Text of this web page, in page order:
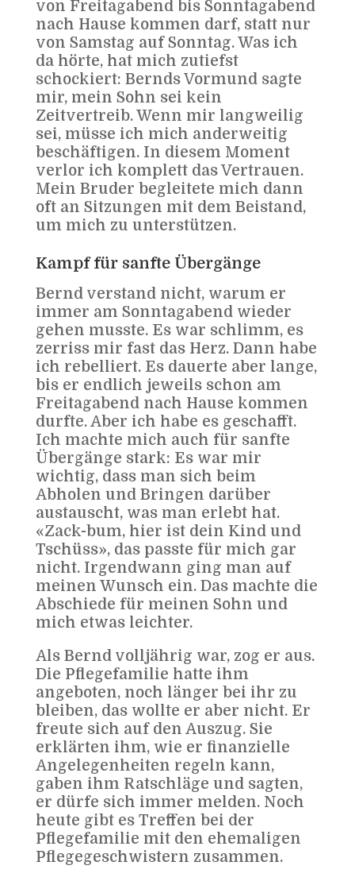
von Freitagabend bis Sonntagabend
nach Hause kommen darf, statt nur
von Samstag auf Sonntag. Was ich
da hörte, hat mich zutiefst
schockiert: Bernds Vormund sagte
mir, mein Sohn sei kein
Zeitvertreib. Wenn mir langweilig
sei, müsse ich mich anderweitig
beschäftigen. In diesem Moment
verlor ich komplett das Vertrauen.
Mein Bruder begleitete mich dann
oft an Sitzungen mit dem Beistand,
um mich zu unterstützen.
Kampf für sanfte Übergänge
Bernd verstand nicht, warum er
immer am Sonntagabend wieder
gehen musste. Es war schlimm, es
zerriss mir fast das Herz. Dann habe
ich rebelliert. Es dauerte aber lange,
bis er endlich jeweils schon am
Freitagabend nach Hause kommen
durfte. Aber ich habe es geschafft.
Ich machte mich auch für sanfte
Übergänge stark: Es war mir
wichtig, dass man sich beim
Abholen und Bringen darüber
austauscht, was man erlebt hat.
«Zack-bum, hier ist dein Kind und
Tschüss», das passte für mich gar
nicht. Irgendwann ging man auf
meinen Wunsch ein. Das machte die
Abschiede für meinen Sohn und
mich etwas leichter.
Als Bernd volljährig war, zog er aus.
Die Pflegefamilie hatte ihm
angeboten, noch länger bei ihr zu
bleiben, das wollte er aber nicht. Er
freute sich auf den Auszug. Sie
erklärten ihm, wie er finanzielle
Angelegenheiten regeln kann,
gaben ihm Ratschläge und sagten,
er dürfe sich immer melden. Noch
heute gibt es Treffen bei der
Pflegefamilie mit den ehemaligen
Pflegegeschwistern zusammen.